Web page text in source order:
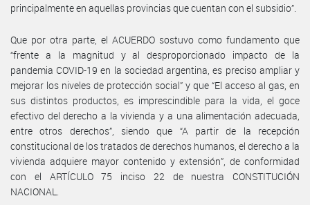
principalmente en aquellas provincias que cuentan con el subsidio”.
Que por otra parte, el ACUERDO sostuvo como fundamento que
“frente a la magnitud y al desproporcionado impacto de la
pandemia COVID-19 en la sociedad argentina, es preciso ampliar y
mejorar los niveles de protección social” y que “El acceso al gas, en
sus distintos productos, es imprescindible para la vida, el goce
efectivo del derecho a la vivienda y a una alimentación adecuada,
entre otros derechos”, siendo que “A partir de la recepción
constitucional de los tratados de derechos humanos, el derecho a la
vivienda adquiere mayor contenido y extensión”, de conformidad
con el ARTÍCULO 75 inciso 22 de nuestra CONSTITUCIÓN
NACIONAL.